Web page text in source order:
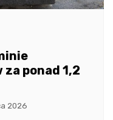
za ponad 1,2
2026